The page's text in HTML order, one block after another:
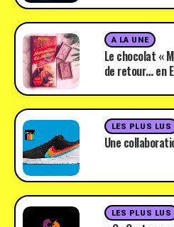
A LA UNE
Le chocolat «
de retour… en
LES PLUS LUS
Une
LES PLUS LUS